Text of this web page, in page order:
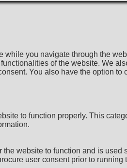
you navigate through the
of the website. We
You also have the option
to function properly. This
website to function and is
user consent prior to